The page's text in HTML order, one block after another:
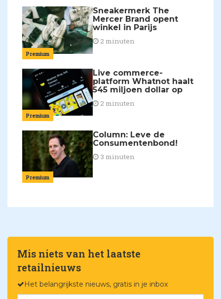
Premium
Sneakermerk The
Mercer Brand opent
winkel in Parijs
2 minuten
Premium
Live commerce-
platform Whatnot haalt
545 miljoen dollar op
2 minuten
Premium
Column: Leve de
Consumentenbond!
3 minuten
Mis niets van het laatste
retailnieuws
Het belangrijkste nieuws, gratis in je inbox